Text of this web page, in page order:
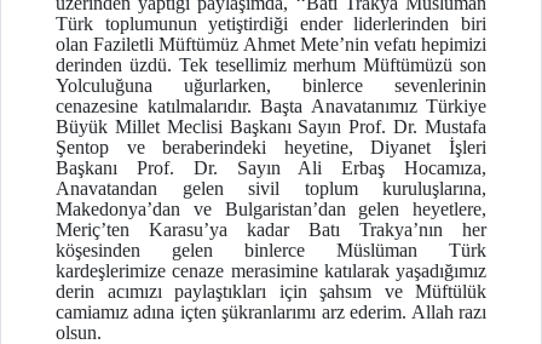
Türk toplumunun yetiştirdiği ender liderlerinden biri
olan Faziletli Müftümüz Ahmet Mete’nin vefatı hepimizi
derinden üzdü. Tek tesellimiz merhum Müftümüzü son
Yolculuğuna uğurlarken, binlerce sevenlerinin
cenazesine katılmalarıdır. Başta Anavatanımız Türkiye
Büyük Millet Meclisi Başkanı Sayın Prof. Dr. Mustafa
Şentop ve beraberindeki heyetine, Diyanet İşleri
Başkanı Prof. Dr. Sayın Ali Erbaş Hocamıza,
Anavatandan gelen sivil toplum kuruluşlarına,
Makedonya’dan ve Bulgaristan’dan gelen heyetlere,
Meriç’ten Karasu’ya kadar Batı Trakya’nın her
köşesinden gelen binlerce Müslüman Türk
kardeşlerimize cenaze merasimine katılarak yaşadığımız
derin acımızı paylaştıkları için şahsım ve Müftülük
camiamız adına içten şükranlarımı arz ederim. Allah razı
olsun.